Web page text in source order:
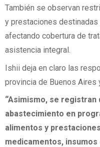
También se observan
y prestaciones destinadas
afectando cobertura de
asistencia integral.
Ishii deja en claro las
provincia de Buenos Aires
“Asimismo, se registran
abastecimiento en
alimentos y
medicamentos,